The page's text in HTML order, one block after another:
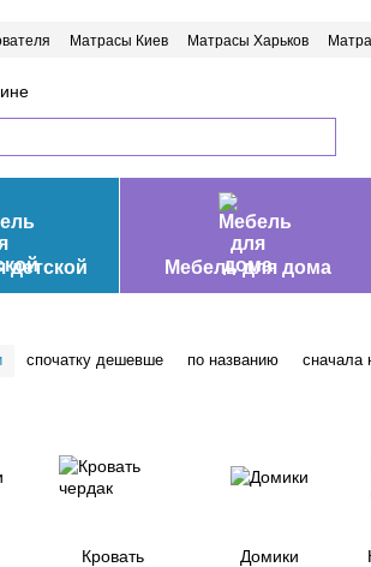
Матрасы Киев Матрасы Харьков
детской Мебель для дома
спочатку дешевше по названию сначала
Кровать
Домики